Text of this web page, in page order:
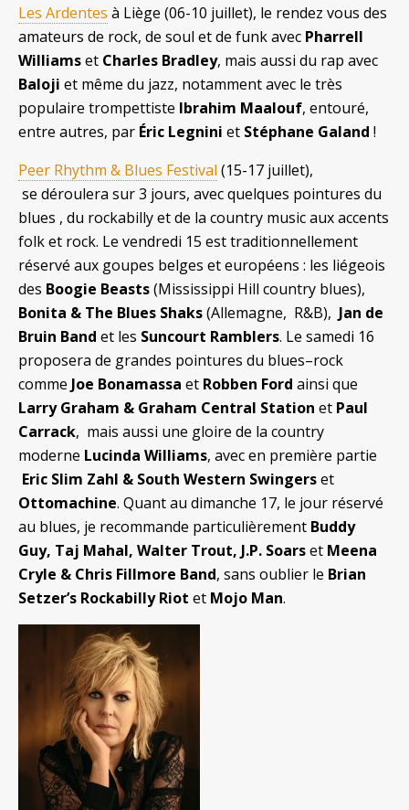
Les Ardentes à Liège (06-10 juillet), le rendez vous des
amateurs de rock, de soul et de funk avec Pharrell
Williamset Charles Bradley, mais aussi du rap avec
Baloji et même du jazz, notamment avec le très
populaire trompettiste Ibrahim Maalouf, entouré,
entre autres, par Éric Legnini et Stéphane Galand !
Peer Rhythm & Blues Festival (15-17 juillet),
se déroulera sur 3 jours, avec quelques pointures du
blues , du rockabilly et de la country music aux accents
folk et rock. Le vendredi 15 est traditionnellement
réservé aux goupes belges et européens : les liégeois
des Boogie Beasts(Mississippi Hill country blues),
Bonita & The Blues Shaks(Allemagne, R&B), Jan de
Bruin Band et les Suncourt Ramblers. Le samedi 16
proposera de grandes pointures du blues–rock
comme Joe Bonamassa et Robben Ford ainsi que
Larry Graham & Graham Central Station et Paul
Carrack, mais aussi une gloire de la country
moderne Lucinda Williams, avec en première partie
Eric Slim Zahl & South Western Swingerset
Ottomachine. Quant au dimanche 17, le jour réservé
au blues, je recommande particulièrement Buddy
Guy, Taj Mahal, Walter Trout, J.P. Soarset Meena
Cryle & Chris Fillmore Band, sans oublier le Brian
Setzer’s Rockabilly Riot et Mojo Man.